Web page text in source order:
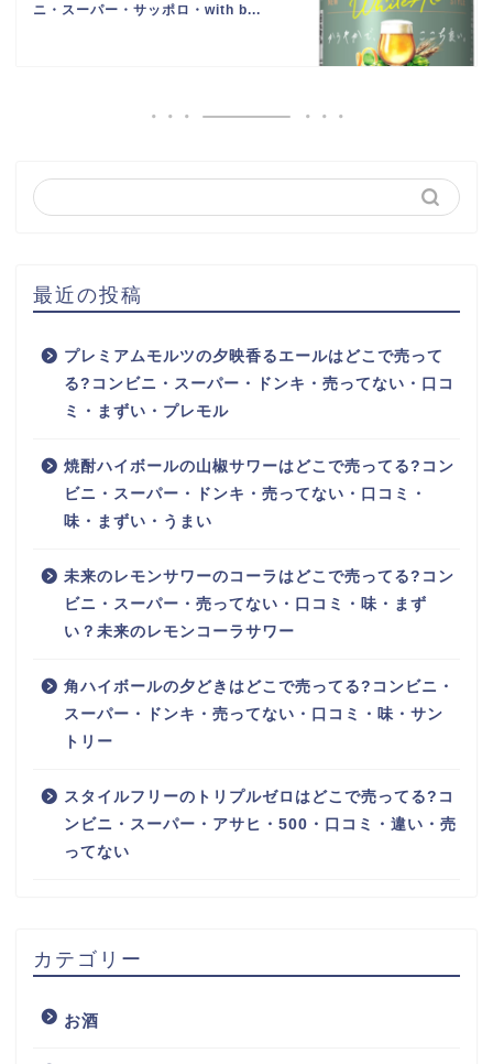
ニ・スーパー・サッポロ・with b...
最近の投稿
プレミアムモルツの夕映香るエールはどこで売って
る?コンビニ・スーパー・ドンキ・売ってない・口コ
ミ・まずい・プレモル
焼酎ハイボールの山椒サワーはどこで売ってる?コン
ビニ・スーパー・ドンキ・売ってない・口コミ・
味・まずい・うまい
未来のレモンサワーのコーラはどこで売ってる?コン
ビニ・スーパー・売ってない・口コミ・味・まず
い？未来のレモンコーラサワー
角ハイボールの夕どきはどこで売ってる?コンビニ・
スーパー・ドンキ・売ってない・口コミ・味・サン
トリー
スタイルフリーのトリプルゼロはどこで売ってる?コ
ンビニ・スーパー・アサヒ・500・口コミ・違い・売
ってない
カテゴリー
お酒